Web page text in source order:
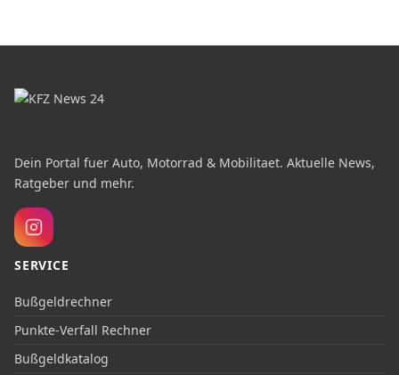
Dein Portal fuer Auto, Motorrad & Mobilitaet. Aktuelle News,
Ratgeber und mehr.
SERVICE
Bußgeldrechner
Punkte-Verfall Rechner
Bußgeldkatalog